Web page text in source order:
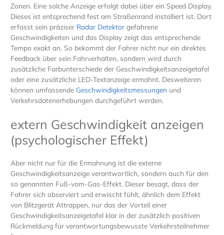
Zonen. Eine solche Anzeige erfolgt dabei über ein Speed Display.
Dieses ist entsprechend fest am Straßenrand installiert ist. Dort
erfasst sein präziser Radar Detektor gefahrene
Geschwindigkeiten und das Display zeigt das entsprechende
Tempo exakt an. So bekommt der Fahrer nicht nur ein direktes
Feedback über sein Fahrverhalten, sondern wird durch
zusätzliche Farbunterschiede der Geschwindigkeitsanzeigetafel
oder eine zusätzliche LED-Textanzeige ermahnt. Desweiteren
können umfassendeGeschwindigkeitsmessungen und
Verkehrsdatenerhebungen durchgeführt werden.
extern Geschwindigkeit anzeigen
(psychologischer Effekt)
Aber nicht nur für die Ermahnung ist die externe
Geschwindigkeitsanzeige verantwortlich, sondern auch für den
so genannten Fuß-vom-Gas-Effekt. Dieser besagt, dass der
Fahrer sich observiert und erwischt fühlt, ähnlich dem Effekt
von Blitzgerät Attrappen, nur das der Vorteil einer
Geschwindigkeitsanzeigetafel klar in der zusätzlich positiven
Rückmeldung für verantwortungsbewusste Verkehrsteilnehmer